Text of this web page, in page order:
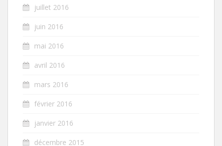
juillet 2016
juin 2016
mai 2016
avril 2016
mars 2016
février 2016
janvier 2016
décembre 2015